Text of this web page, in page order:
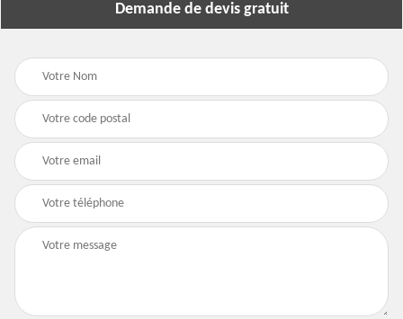
Demande de devis gratuit